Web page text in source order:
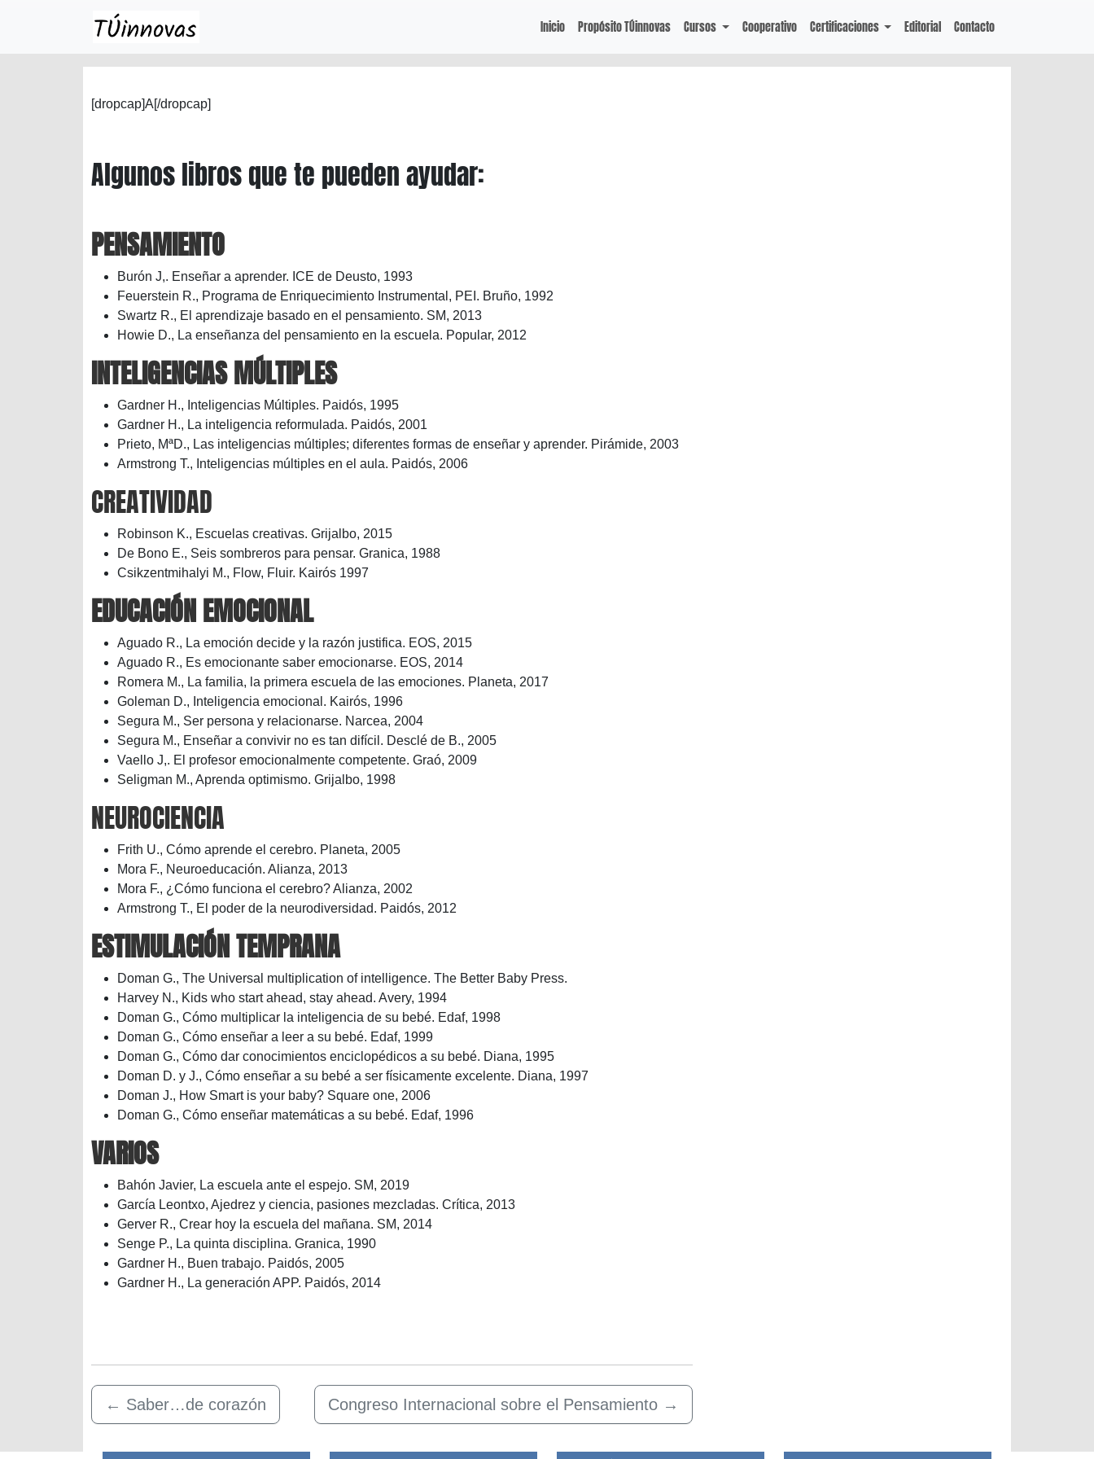
Inicio Propósito TÚinnovas Cursos Cooperativo Certificaciones Editorial Contacto
[dropcap]A[/dropcap]
Algunos libros que te pueden ayudar:
PENSAMIENTO
Burón J,. Enseñar a aprender. ICE de Deusto, 1993
Feuerstein R., Programa de Enriquecimiento Instrumental, PEI. Bruño, 1992
Swartz R., El aprendizaje basado en el pensamiento. SM, 2013
Howie D., La enseñanza del pensamiento en la escuela. Popular, 2012
INTELIGENCIAS MÚLTIPLES
Gardner H., Inteligencias Múltiples. Paidós, 1995
Gardner H., La inteligencia reformulada. Paidós, 2001
Prieto, MªD., Las inteligencias múltiples; diferentes formas de enseñar y aprender. Pirámide, 2003
Armstrong T., Inteligencias múltiples en el aula. Paidós, 2006
CREATIVIDAD
Robinson K., Escuelas creativas. Grijalbo, 2015
De Bono E., Seis sombreros para pensar. Granica, 1988
Csikzentmihalyi M., Flow, Fluir. Kairós 1997
EDUCACIÓN EMOCIONAL
Aguado R., La emoción decide y la razón justifica. EOS, 2015
Aguado R., Es emocionante saber emocionarse. EOS, 2014
Romera M., La familia, la primera escuela de las emociones. Planeta, 2017
Goleman D., Inteligencia emocional. Kairós, 1996
Segura M., Ser persona y relacionarse. Narcea, 2004
Segura M., Enseñar a convivir no es tan difícil. Desclé de B., 2005
Vaello J,. El profesor emocionalmente competente. Graó, 2009
Seligman M., Aprenda optimismo. Grijalbo, 1998
NEUROCIENCIA
Frith U., Cómo aprende el cerebro. Planeta, 2005
Mora F., Neuroeducación. Alianza, 2013
Mora F., ¿Cómo funciona el cerebro? Alianza, 2002
Armstrong T., El poder de la neurodiversidad. Paidós, 2012
ESTIMULACIÓN TEMPRANA
Doman G., The Universal multiplication of intelligence. The Better Baby Press.
Harvey N., Kids who start ahead, stay ahead. Avery, 1994
Doman G., Cómo multiplicar la inteligencia de su bebé. Edaf, 1998
Doman G., Cómo enseñar a leer a su bebé. Edaf, 1999
Doman G., Cómo dar conocimientos enciclopédicos a su bebé. Diana, 1995
Doman D. y J., Cómo enseñar a su bebé a ser físicamente excelente. Diana, 1997
Doman J., How Smart is your baby? Square one, 2006
Doman G., Cómo enseñar matemáticas a su bebé. Edaf, 1996
VARIOS
Bahón Javier, La escuela ante el espejo. SM, 2019
García Leontxo, Ajedrez y ciencia, pasiones mezcladas. Crítica, 2013
Gerver R., Crear hoy la escuela del mañana. SM, 2014
Senge P., La quinta disciplina. Granica, 1990
Gardner H., Buen trabajo. Paidós, 2005
Gardner H., La generación APP. Paidós, 2014
← Saber…de corazón Congreso Internacional sobre el Pensamiento →